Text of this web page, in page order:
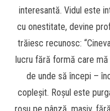
interesantă. Vidul este
cu onestitate, devine
trăiesc recunosc:
lucru fără formă care mă
de unde să începi –
copleșit. Roșul este